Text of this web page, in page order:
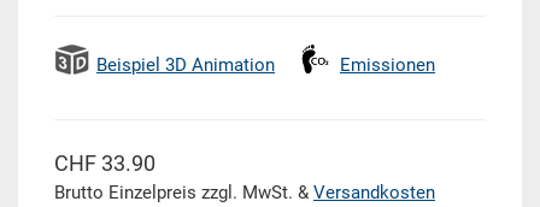
Beispiel 3D Animation Emissionen
CHF 33.90
Brutto Einzelpreis zzgl. MwSt. & Versandkosten